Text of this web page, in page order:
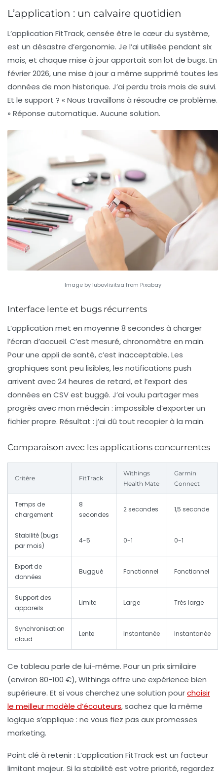
L’application : un calvaire quotidien
L’application FitTrack, censée être le cœur du système,
est un désastre d’ergonomie. Je l’ai utilisée pendant six
mois, et chaque mise à jour apportait son lot de bugs. En
février 2026, une mise à jour a même supprimé toutes les
données de mon historique. J’ai perdu trois mois de suivi.
Et le support ? « Nous travaillons à résoudre ce problème.
» Réponse automatique. Aucune solution.
Image by lubovlisitsa from Pixabay
Interface lente et bugs récurrents
L’application met en moyenne 8 secondes à charger
l’écran d’accueil. C’est mesuré, chronomètre en main.
Pour une appli de santé, c’est inacceptable. Les
graphiques sont peu lisibles, les notifications push
arrivent avec 24 heures de retard, et l’export des
données en CSV est buggé. J’ai voulu partager mes
progrès avec mon médecin : impossible d’exporter un
fichier propre. Résultat : j’ai dû tout recopier à la main.
Comparaison avec les applications concurrentes
Critère FitTrack
Withings
Health Mate
Garmin
Connect
Temps de
chargement
8
secondes
2 secondes 1,5 seconde
Stabilité (bugs
par mois)
4-5 0-1 0-1
Export de
données
Buggué Fonctionnel Fonctionnel
Support des
appareils
Limite Large Très large
Synchronisation
cloud
Lente Instantanée Instantanée
Ce tableau parle de lui-même. Pour un prix similaire
(environ 80-100 €), Withings offre une expérience bien
supérieure. Et si vous cherchez une solution pourchoisir
le meilleur modèle d’écouteurs, sachez que la même
logique s’applique : ne vous fiez pas aux promesses
marketing.
Point clé à retenir : L’application FitTrack est un facteur
limitant majeur. Si la stabilité est votre priorité, regardez